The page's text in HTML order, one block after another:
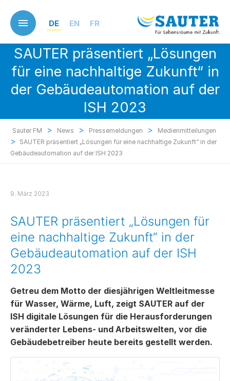
main
content
DE EN FR
SAUTER präsentiert „Lösungen
für eine nachhaltige Zukunft“ in
der Gebäudeautomation auf der
ISH 2023
Sauter FM > News > Pressemeldungen > Medienmitteilungen
> SAUTER präsentiert „Lösungen für eine nachhaltige Zukunft“ in der
Gebäudeautomation auf der ISH 2023
9. März 2023
SAUTER präsentiert „Lösungen für
eine nachhaltige Zukunft“ in der
Gebäudeautomation auf der ISH
2023
Getreu dem Motto der diesjährigen Weltleitmesse
für Wasser, Wärme, Luft, zeigt SAUTER auf der
ISH digitale Lösungen für die Herausforderungen
veränderter Lebens- und Arbeitswelten, vor die
Gebäudebetreiber heute bereits gestellt werden.